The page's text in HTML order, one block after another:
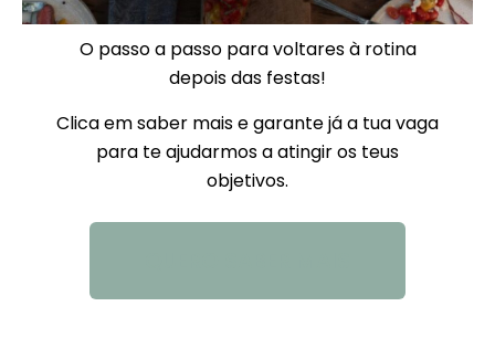
O passo a passo para voltares à rotina
depois das festas!
Clica em saber mais e garante já a tua vaga
para te ajudarmos a atingir os teus
objetivos.